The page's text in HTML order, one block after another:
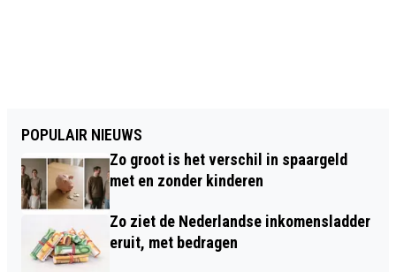
POPULAIR NIEUWS
Zo groot is het verschil in spaargeld
met en zonder kinderen
Zo ziet de Nederlandse inkomensladder
eruit, met bedragen